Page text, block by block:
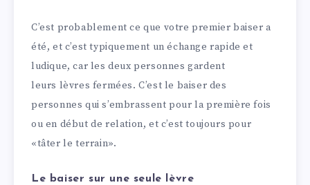
C’est probablement ce que votre premier baiser a
été, et c’est typiquement un échange rapide et
ludique, car les deux personnes gardent
leurs lèvres fermées. C’est le baiser des
personnes qui s’embrassent pour la première fois
ou en début de relation, et c’est toujours pour
«tâter le terrain».
Le baiser sur une seule lèvre